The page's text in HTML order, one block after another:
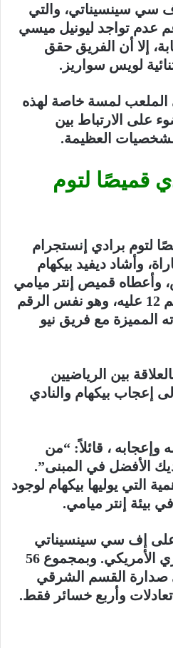
سي سينسيناتي، والتي
تواجد ليونيل ميسي
إلا أن الفريق حقق
لمسة خاصة لهذه
على الارتباط بين
الشخصيات العظيمة.
قميصًا لتوم
لتوم برادي إنستجرام
وأشاد ديفيد بيكهام
قميص إنتر ميامي
الذي يحمل اسمه والرقم 12 عليه، وهو نفس الرقم
المميزة مع فريق نيو
بين الرياضيين
إعجاب بيكهام والنادي
وإعجابه ، قائلاً: “من
الأفضل في المبنى”.
التي يوليها بيكهام لوجود
بيئة إنتر ميامي.
إف سي سينسيناتي
تأهله إلى تصفيات الدوري الأمريكي. وبمجموع 56
صدارة القسم الشرقي